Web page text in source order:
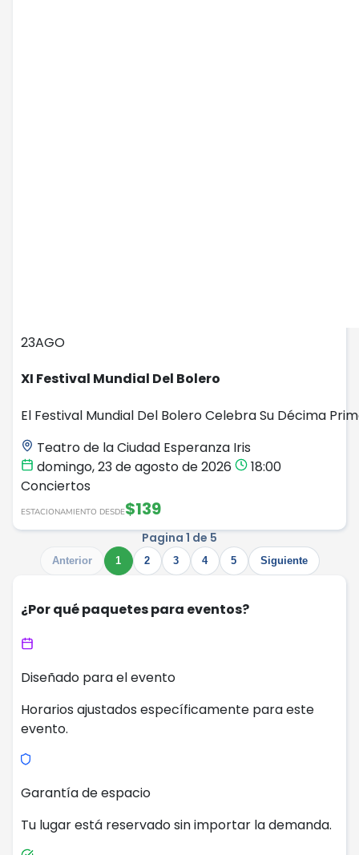
23AGO
XI Festival Mundial Del Bolero
El Festival Mundial Del Bolero Celebra Su Décima
Teatro de la Ciudad Esperanza Iris
domingo, 23 de agosto de 2026
18:00
Conciertos
ESTACIONAMIENTO DESDE$139
Pagina 1 de 5
Anterior 1 2 3 4 5 Siguiente
¿Por qué paquetes para eventos?
Diseñado para el evento
Horarios ajustados específicamente para este
evento.
Garantía de espacio
Tu lugar está reservado sin importar la demanda.